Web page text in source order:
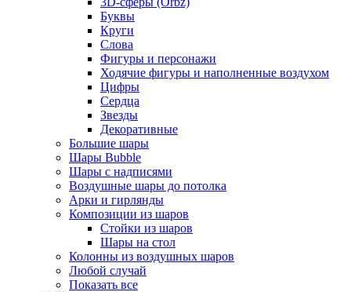
Буквы
Круги
Слова
Фигуры и персонажи
Ходячие фигуры и наполненные воздухом
Цифры
Сердца
Звезды
Декоративные
Большие шары
Шары Bubble
Шары с надписями
Воздушные шары до потолка
Арки и гирлянды
Композиции из шаров
Стойки из шаров
Шары на стол
Колонны из воздушных шаров
Любой случай
Показать все